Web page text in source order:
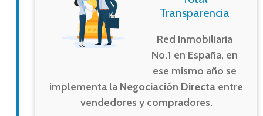
Transparencia
Red Inmobiliaria
No.1 en España, en
ese mismo año se
implementa la Negociación Directa entre
vendedores y compradores.